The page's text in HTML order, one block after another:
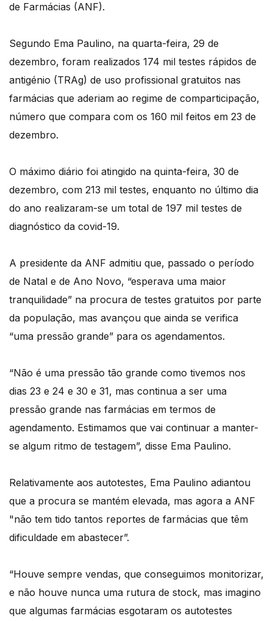
de Farmácias (ANF).
Segundo Ema Paulino, na quarta-feira, 29 de
dezembro, foram realizados 174 mil testes rápidos de
antigénio (TRAg) de uso profissional gratuitos nas
farmácias que aderiam ao regime de comparticipação,
número que compara com os 160 mil feitos em 23 de
dezembro.
O máximo diário foi atingido na quinta-feira, 30 de
dezembro, com 213 mil testes, enquanto no último dia
do ano realizaram-se um total de 197 mil testes de
diagnóstico da covid-19.
A presidente da ANF admitiu que, passado o período
de Natal e de Ano Novo, “esperava uma maior
tranquilidade” na procura de testes gratuitos por parte
da população, mas avançou que ainda se verifica
“uma pressão grande” para os agendamentos.
“Não é uma pressão tão grande como tivemos nos
dias 23 e 24 e 30 e 31, mas continua a ser uma
pressão grande nas farmácias em termos de
agendamento. Estimamos que vai continuar a manter-
se algum ritmo de testagem”, disse Ema Paulino.
Relativamente aos autotestes, Ema Paulino adiantou
que a procura se mantém elevada, mas agora a ANF
"não tem tido tantos reportes de farmácias que têm
dificuldade em abastecer”.
“Houve sempre vendas, que conseguimos monitorizar,
e não houve nunca uma rutura de stock, mas imagino
que algumas farmácias esgotaram os autotestes